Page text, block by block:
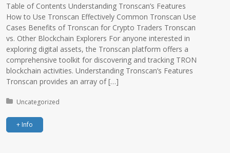
Table of Contents Understanding Tronscan’s Features
How to Use Tronscan Effectively Common Tronscan Use
Cases Benefits of Tronscan for Crypto Traders Tronscan
vs. Other Blockchain Explorers For anyone interested in
exploring digital assets, the Tronscan platform offers a
comprehensive toolkit for discovering and tracking TRON
blockchain activities. Understanding Tronscan’s Features
Tronscan provides an array of […]
Posted in:
Uncategorized
+ Info